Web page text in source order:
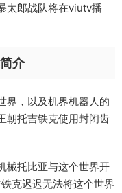
太郎战队将在viutv播
介
界，以及机界机器人的
朝托吉铁克使用封闭齿
械托比亚与这个世界开
克迟迟无法将这个世界